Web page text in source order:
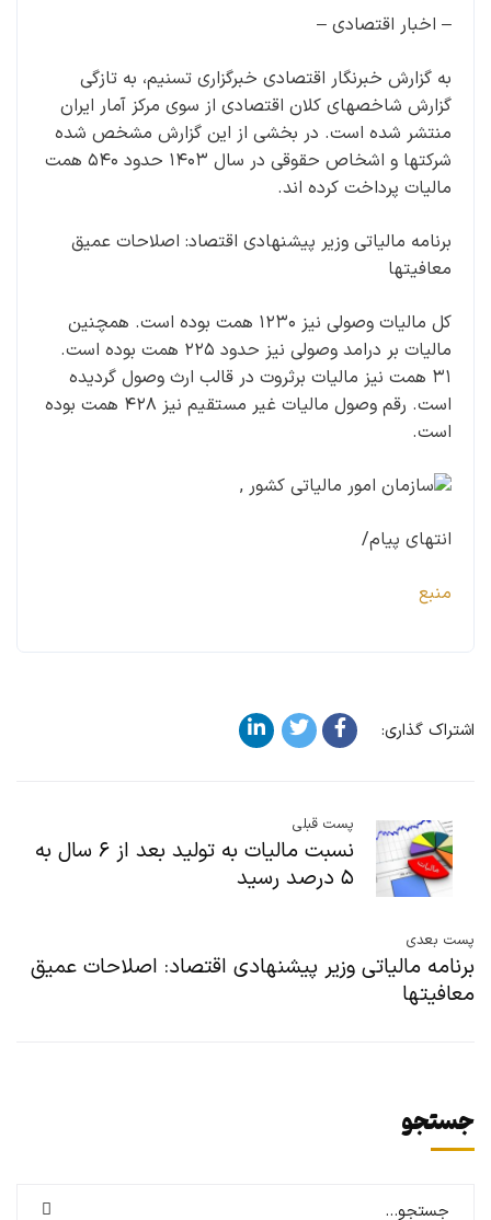
– اخبار اقتصادی –
به گزارش خبرنگار اقتصادی خبرگزاری تسنیم، به تازگی
گزارش شاخصهای کلان اقتصادی از سوی مرکز آمار ایران
منتشر شده است. در بخشی از این گزارش مشخص شده
شرکتها و اشخاص حقوقی در سال ۱۴۰۳ حدود ۵۴۰ همت
مالیات پرداخت کرده اند.
برنامه مالیاتی وزیر پیشنهادی اقتصاد: اصلاحات عمیق
معافیتها
کل مالیات وصولی نیز ۱۲۳۰ همت بوده است. همچنین
مالیات بر درامد وصولی نیز حدود ۲۲۵ همت بوده است.
۳۱ همت نیز مالیات برثروت در قالب ارث وصول گردیده
است. رقم وصول مالیات غیر مستقیم نیز ۴۲۸ همت بوده
است.
انتهای پیام/
منبع
اشتراک گذاری:
پست قبلی
نسبت مالیات به تولید بعد از ۶ سال به
۵ درصد رسید
پست بعدی
برنامه مالیاتی وزیر پیشنهادی اقتصاد: اصلاحات عمیق
معافیتها
جستجو